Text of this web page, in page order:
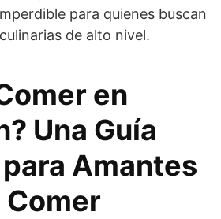
para quienes buscan
de alto nivel.
en
Una Guía
Amantes
Comer